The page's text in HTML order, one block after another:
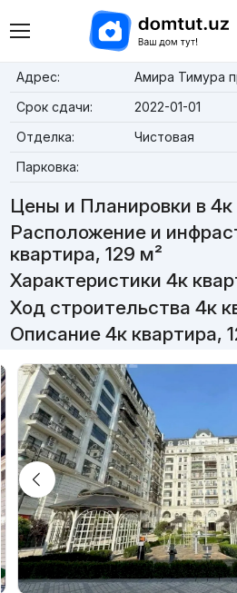
Адрес:
Амира Тимура
Срок сдачи:
2022-01-01
Отделка:
Чистовая
Парковка:
Цены и Планировки в 4к
Расположение и
квартира, 129 м²
Характеристики 4к
Ход строительства 4к
Описание 4к квартира,